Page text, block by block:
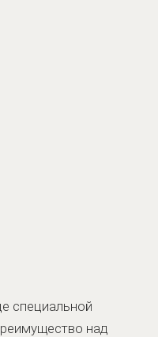
специальной
над